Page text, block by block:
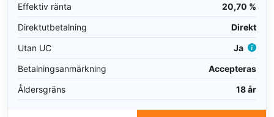
Effektiv ränta
20,70 %
Direktutbetalning
Direkt
Utan UC
Ja
Betalningsanmärkning
Accepteras
Åldersgräns
18 år